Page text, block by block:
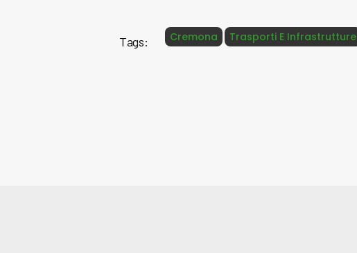
Tags: Cremona Trasporti E Infrastrutture